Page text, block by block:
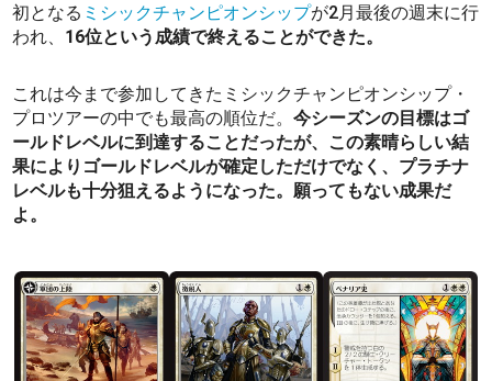
初となる ミシックチャンピオンシップが2月最後の週末に行
われ、 16位という成績で終えることができた。
これは今まで参加してきたミシックチャンピオンシップ・
プロツアーの中でも最高の順位だ。今シーズンの目標はゴ
ールドレベルに到達することだったが、この素晴らしい結
果によりゴールドレベルが確定しただけでなく、プラチナ
レベルも十分狙えるようになった。願ってもない成果だ
よ。